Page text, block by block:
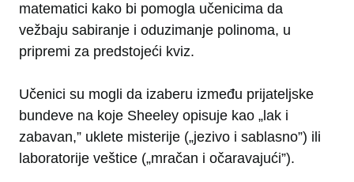
matematici kako bi pomogla učenicima da
vežbaju sabiranje i oduzimanje polinoma, u
pripremi za predstojeći kviz.
Učenici su mogli da izaberu između prijateljske
bundeve na koje Sheeley opisuje kao „lak i
zabavan,” uklete misterije („jezivo i sablasno”) ili
laboratorije veštice („mračan i očaravajući”).